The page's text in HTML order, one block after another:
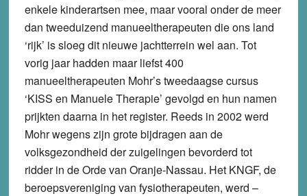
enkele kinderartsen mee, maar vooral onder de meer
dan tweeduizend manueeltherapeuten die ons land
‘rijk’ is sloeg dit nieuwe jachtterrein wel aan. Tot
vorig jaar hadden maar liefst 400
manueeltherapeuten Mohr’s tweedaagse cursus
‘KISS en Manuele Therapie’ gevolgd en hun namen
prijkten daarna in het register. Reeds in 2002 werd
Mohr wegens zijn grote bijdragen aan de
volksgezondheid der zuigelingen bevorderd tot
ridder in de Orde van Oranje-Nassau. Het KNGF, de
beroepsvereniging van fysiotherapeuten, werd –